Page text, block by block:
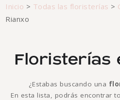
Inicio > Todas las floristerías >
Rianxo
Floristerías
¿Estabas buscando una
En esta lista, podrás encontrar